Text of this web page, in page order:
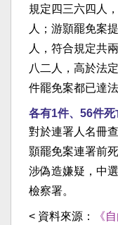
規定四三六四人
人；游顥罷免案
人，符合規定共
八二人，高於法
件罷免案都已達
各有1件、56件
對於連署人名冊
顥罷免案連署前
涉偽造嫌疑，中
檢察署。
< 資料來源： 《